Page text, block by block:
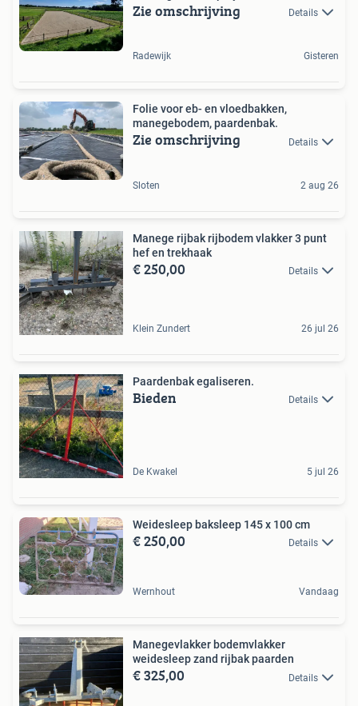
Zie omschrijving Details
Radewijk Gisteren
Folie voor eb- en vloedbakken,
manegebodem, paardenbak.
Zie omschrijving Details
Sloten 2 aug 26
Manege rijbak rijbodem vlakker 3 punt
hef en trekhaak
€ 250,00 Details
Klein Zundert 26 jul 26
Paardenbak egaliseren.
Bieden Details
De Kwakel 5 jul 26
Weidesleep baksleep 145 x 100 cm
€ 250,00 Details
Wernhout Vandaag
Manegevlakker bodemvlakker
weidesleep zand rijbak paarden
€ 325,00 Details